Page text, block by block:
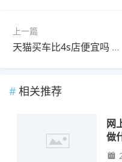
上一篇
天猫买车比4s店便宜吗 4s店靠什么赚钱
相关推荐
网
做